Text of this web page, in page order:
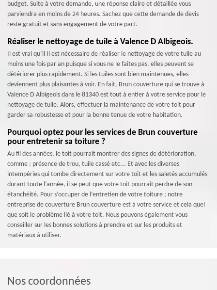
budget. Suite à votre demande, une réponse claire et détaillée vous
parviendra en moins de 24 heures. Sachez que cette demande de devis
reste gratuit et sans engagement de votre part.
Réaliser le nettoyage de tuile à Valence D Albigeois.
Il est vrai qu’il Il est nécessaire de réaliser le nettoyage de votre tuile au
moins une fois par an puisque si vous ne le faites pas, elles peuvent se
détériorer plus rapidement. Si les tuiles sont bien maintenues, elles
deviennent plus plaisantes à voir. En fait, Brun couverture qui se trouve à
Valence D Albigeois dans le 81340 est tout à entier à votre service pour le
nettoyage de tuile. Alors, effectuer la maintenance de votre toit pour
garder sa robustesse et pour la bonne tenue de votre habitation.
Pourquoi optez pour les services de Brun couverture
pour entretenir sa toiture ?
Au fil des années, le toit pourrait montrer des signes de détérioration,
comme : présence de trou, tuile cassé etc... Et avec les diverses
intempéries qui tombe directement sur votre toit et les saletés accumulés
durant toute l’année, il se peut que votre toit pourrait perdre de son
étanchéité. Pour s’occuper de l’entretien de votre toiture ; notre
entreprise de couverture Brun couverture est à votre service et cela quel
que soit le problème lié à votre toit. Nous pouvons également vous
conseiller sur les bonnes solutions à prendre et sur les produits et
matériaux à utiliser.
Nos coordonnées